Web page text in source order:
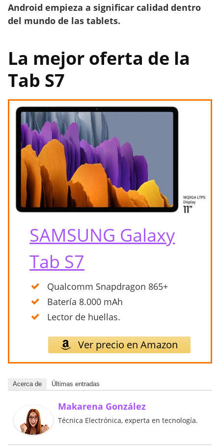
Android empieza a significar calidad dentro
del mundo de las tablets.
La mejor oferta de la
Tab S7
SAMSUNG Galaxy
Tab S7
Qualcomm Snapdragon 865+
Batería 8.000 mAh
Lector de huellas.
Ver precio en Amazon
Acerca de Últimas entradas
Makarena González
Técnica Electrónica, experta en tecnología.